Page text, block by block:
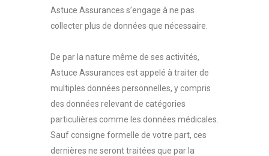
Astuce Assurances s’engage à ne pas
collecter plus de données que nécessaire.
De par la nature même de ses activités,
Astuce Assurances est appelé à traiter de
multiples données personnelles, y compris
des données relevant de catégories
particulières comme les données médicales.
Sauf consigne formelle de votre part, ces
dernières ne seront traitées que par la